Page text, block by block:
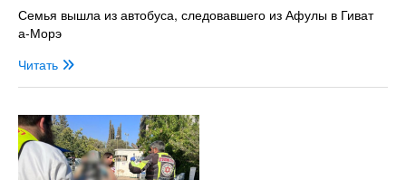
Семья вышла из автобуса, следовавшего из Афулы в Гиват
а-Морэ
Читать